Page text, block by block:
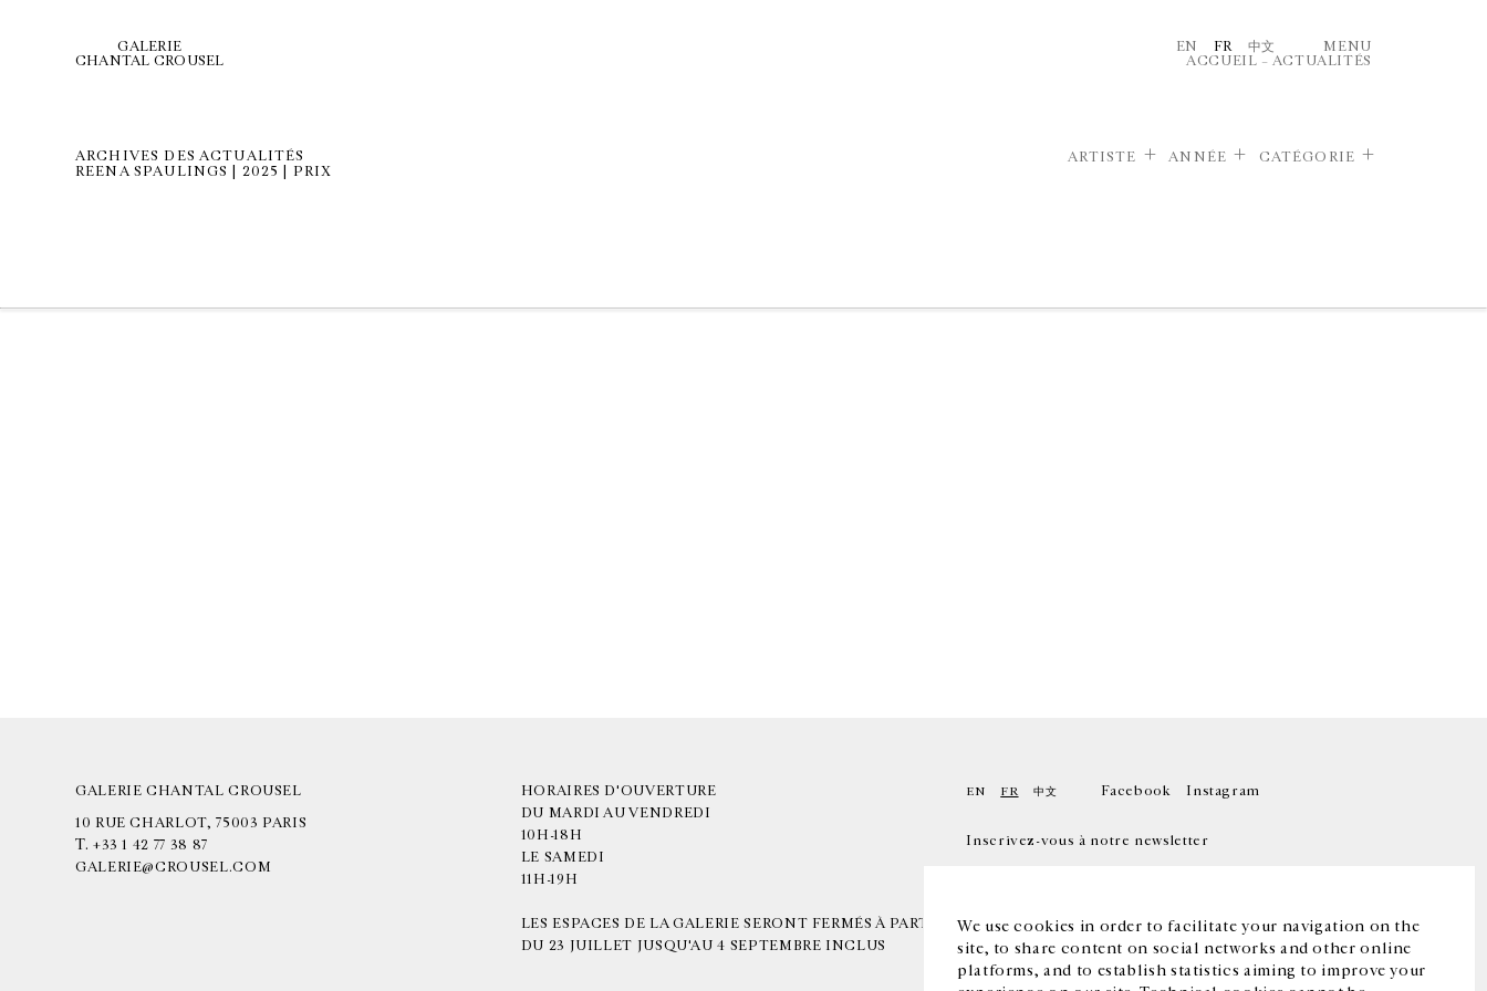
We use cookies in order to facilitate your navigation on the
site, to share content on social networks and other online
platforms, and to establish statistics aiming to improve your
GALERIE
CHANTAL CROUSEL
EN FR 中文
MENU
ACCUEIL – ACTUALITÉS
ARCHIVES DES ACTUALITÉS
REENA SPAULINGS | 2025 | PRIX
ARTISTE ANNÉE CATÉGORIE
GALERIE CHANTAL CROUSEL
10 RUE CHARLOT, 75003 PARIS
T. +33 1 42 77 38 87
GALERIE@CROUSEL.COM
HORAIRES D'OUVERTURE
DU MARDI AU VENDREDI
10H-18H
LE SAMEDI
11H-19H
LES ESPACES DE LA GALERIE SERONT FERMÉS À PARTIR
DU 23 JUILLET JUSQU'AU 4 SEPTEMBRE INCLUS
EN FR 中文 Facebook Instagram
Inscrivez-vous à notre newsletter